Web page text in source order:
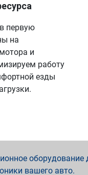
первую
на
и
работу
езды
оборудование
вашего авто.